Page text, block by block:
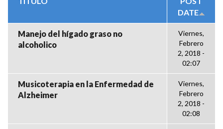
DATE
Manejo del hígado graso no
alcoholico
Viernes,
Febrero
2, 2018 -
02:07
Musicoterapia en la Enfermedad de
Alzheimer
Viernes,
Febrero
2, 2018 -
02:08